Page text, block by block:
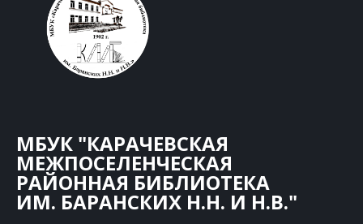
МБУК "КАРАЧЕВСКАЯ
МЕЖПОСЕЛЕНЧЕСКАЯ
РАЙОННАЯ БИБЛИОТЕКА
ИМ. БАРАНСКИХ Н.Н. И Н.В."